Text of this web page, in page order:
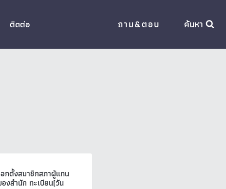
ติดต่อ ถาม&ตอบ ค้นหา
กตั้งสมาชิกสภาผู้แทน
งสำนัก ทะเบียน(วัน